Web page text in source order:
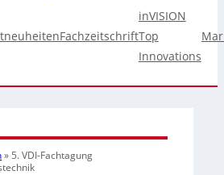
Fachzeitschrift
inVISION
Top
Innovations
» 5. VDI-Fachtagung